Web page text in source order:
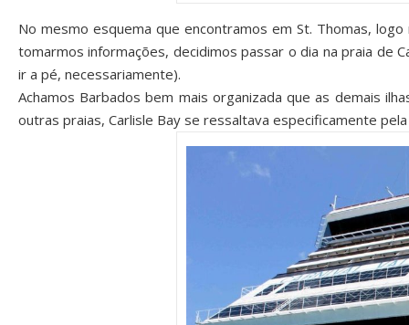
No mesmo esquema que encontramos em St. Thomas,
tomarmos informações, decidimos passar o dia na praia de
ir a pé, necessariamente).
Achamos Barbados bem mais organizada que as demais
outras praias, Carlisle Bay se ressaltava especificamente